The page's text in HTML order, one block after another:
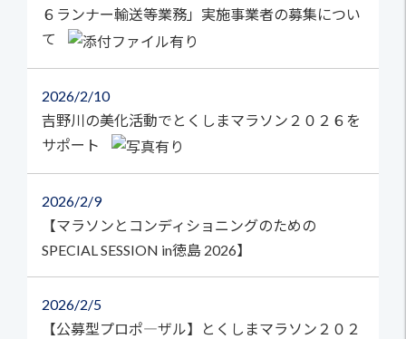
６ランナー輸送等業務」実施事業者の募集につい
て
2026 2/10
吉野川の美化活動でとくしまマラソン２０２６を
サポート
2026 2/9
【マラソンとコンディショニングのための
SPECIAL SESSION in徳島 2026】
2026 2/5
【公募型プロポ―ザル】とくしまマラソン２０２